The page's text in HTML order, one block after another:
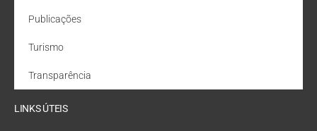
Publicações
Turismo
Transparência
LINKS ÚTEIS